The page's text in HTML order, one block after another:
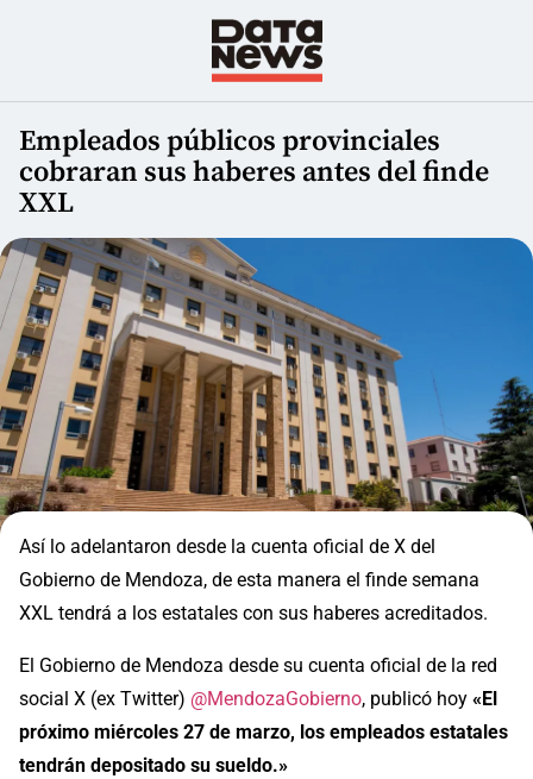
Empleados públicos provinciales
cobraran sus haberes antes del finde
XXL
Así lo adelantaron desde la cuenta oficial de X del
Gobierno de Mendoza, de esta manera el finde semana
XXL tendrá a los estatales con sus haberes acreditados.
El Gobierno de Mendoza desde su cuenta oficial de la red
social X (ex Twitter) @MendozaGobierno, publicó hoy «El
próximo miércoles 27 de marzo, los empleados estatales
tendrán depositado su sueldo.»